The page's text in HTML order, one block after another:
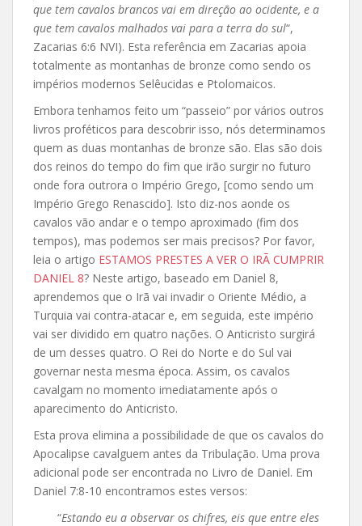
que tem cavalos brancos vai em direção ao ocidente, e a
que tem cavalos malhados vai para a terra do sul“,
Zacarias 6:6 NVI). Esta referência em Zacarias apoia
totalmente as montanhas de bronze como sendo os
impérios modernos Selêucidas e Ptolomaicos.
Embora tenhamos feito um “passeio” por vários outros
livros proféticos para descobrir isso, nós determinamos
quem as duas montanhas de bronze são. Elas são dois
dos reinos do tempo do fim que irão surgir no futuro
onde fora outrora o Império Grego, [como sendo um
Império Grego Renascido]. Isto diz-nos aonde os
cavalos vão andar e o tempo aproximado (fim dos
tempos), mas podemos ser mais precisos? Por favor,
leia o artigo ESTAMOS PRESTES A VER O IRÃ CUMPRIR
DANIEL 8? Neste artigo, baseado em Daniel 8,
aprendemos que o Irã vai invadir o Oriente Médio, a
Turquia vai contra-atacar e, em seguida, este império
vai ser dividido em quatro nações. O Anticristo surgirá
de um desses quatro. O Rei do Norte e do Sul vai
governar nesta mesma época. Assim, os cavalos
cavalgam no momento imediatamente após o
aparecimento do Anticristo.
Esta prova elimina a possibilidade de que os cavalos do
Apocalipse cavalguem antes da Tribulação. Uma prova
adicional pode ser encontrada no Livro de Daniel. Em
Daniel 7:8-10 encontramos estes versos:
“Estando eu a observar os chifres, eis que entre eles